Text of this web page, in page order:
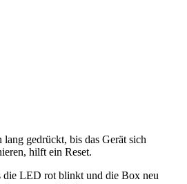
gedrückt, bis das Gerät sich
hilft ein Reset.
die LED rot blinkt und die Box neu